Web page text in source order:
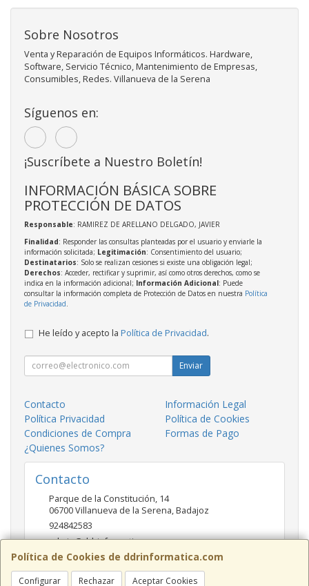
Política de Cookies de ddrinformatica.com
Configurar Rechazar Aceptar Cookies
Sobre Nosotros
Venta y Reparación de Equipos Informáticos. Hardware,
Software, Servicio Técnico, Mantenimiento de Empresas,
Consumibles, Redes. Villanueva de la Serena
Síguenos en:
¡Suscríbete a Nuestro Boletín!
INFORMACIÓN BÁSICA SOBRE
PROTECCIÓN DE DATOS
Responsable: RAMIREZ DE ARELLANO DELGADO, JAVIER
Finalidad: Responder las consultas planteadas por el usuario y enviarle la
información solicitada; Legitimación: Consentimiento del usuario;
Destinatarios: Solo se realizan cesiones si existe una obligación legal;
Derechos: Acceder, rectificar y suprimir, así como otros derechos, como se
indica en la información adicional; Información Adicional: Puede
consultar la información completa de Protección de Datos en nuestra Política
de Privacidad
He leído y acepto la Política de Privacidad.
Enviar
Contacto
Información Legal
Política Privacidad
Política de Cookies
Condiciones de Compra
Formas de Pago
¿Quienes Somos?
Contacto
Parque de la Constitución, 14
06700Villanueva de la Serena,Badajoz
924842583
admin@ddrinformatica.com